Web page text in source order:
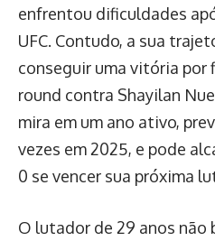
enfrentou dificuldades
UFC. Contudo, a sua
conseguir uma vitória por
round contra Shayilan
mira em um ano ativo,
vezes em 2025, e pode
0 se vencer sua próxima
O lutador de 29 anos não